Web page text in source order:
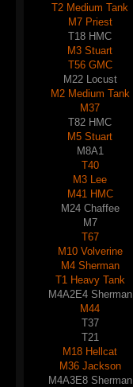
T2 Medium Tank
M7 Priest
T18 HMC
M3 Stuart
T56 GMC
M22 Locust
M2 Medium Tank
M37
T82 HMC
M5 Stuart
M8A1
T40
M3 Lee
M41 HMC
M24 Chaffee
M7
T67
M10 Volverine
M4 Sherman
T1 Heavy Tank
M4A2E4 Sherman
M44
T37
T21
M18 Hellcat
M36 Jackson
M4A3E8 Sherman